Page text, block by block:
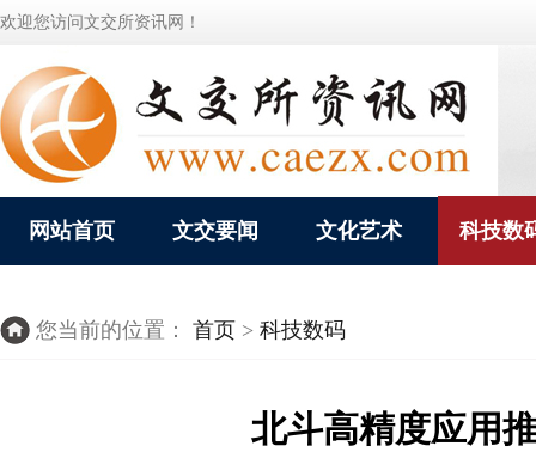
欢迎您访问文交所资讯网！
网站首页 文交要闻 文化艺术 科技数
您当前的位置： 首页 > 科技数码
北斗高精度应用